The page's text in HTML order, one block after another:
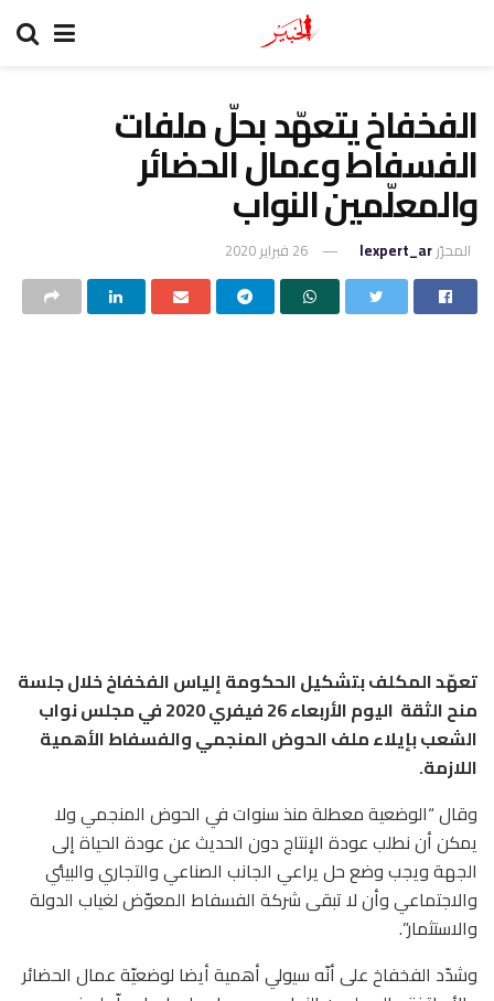
الفخفاخ يتعهّد بحلّ ملفات
الفسفاط وعمال الحضائر
والمعلّمين النواب
المحرّر lexpert_ar 26 فبراير 2020
تعهّد المكلف بتشكيل الحكومة إلياس الفخفاخ خلال جلسة
منح الثقة اليوم الأربعاء 26 فيفري 2020 في مجلس نواب
الشعب بإيلاء ملف الحوض المنجمي والفسفاط الأهمية
اللازمة.
وقال “الوضعية معطلة منذ سنوات في الحوض المنجمي ولا
يمكن أن نطلب عودة الإنتاج دون الحديث عن عودة الحياة إلى
الجهة ويجب وضع حل يراعي الجانب الصناعي والتجاري والبيئي
والاجتماعي وأن لا تبقى شركة الفسفاط المعوّض لغياب الدولة
والاستثمار”.
وشدّد الفخفاخ على أنّه سيولي أهمية أيضا لوضعيّة عمال الحضائر